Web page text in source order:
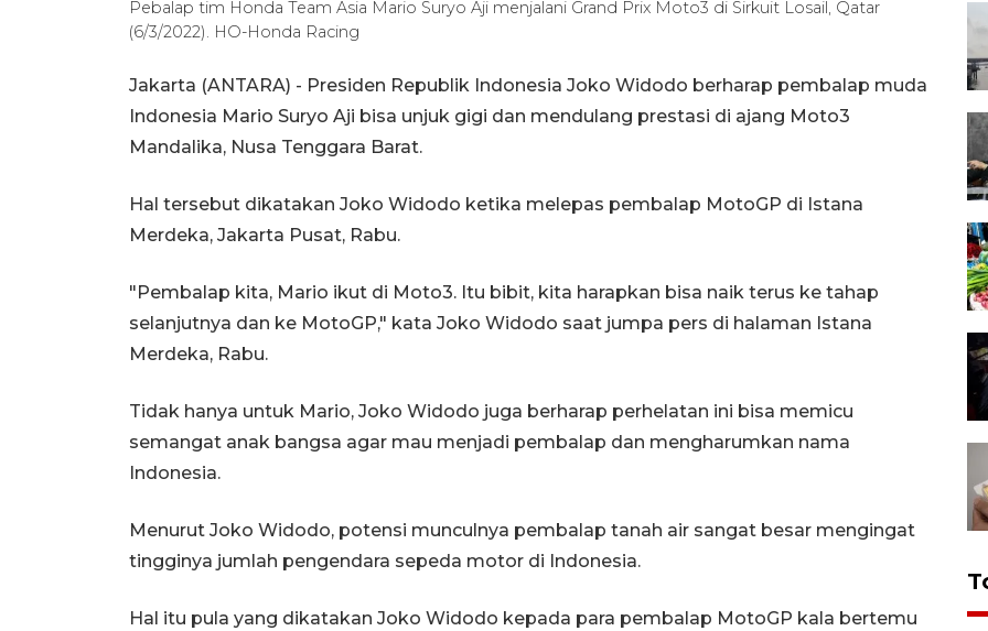
Pebalap tim Honda Team Asia Mario Suryo Aji menjalani Grand Prix Moto3 di Sirkuit Losail, Qatar
(6/3/2022). HO-Honda Racing
Jakarta (ANTARA) - Presiden Republik Indonesia Joko Widodo berharap pembalap muda
Indonesia Mario Suryo Aji bisa unjuk gigi dan mendulang prestasi di ajang Moto3
Mandalika, Nusa Tenggara Barat.
Hal tersebut dikatakan Joko Widodo ketika melepas pembalap MotoGP di Istana
Merdeka, Jakarta Pusat, Rabu.
"Pembalap kita, Mario ikut di Moto3. Itu bibit, kita harapkan bisa naik terus ke tahap
selanjutnya dan ke MotoGP," kata Joko Widodo saat jumpa pers di halaman Istana
Merdeka, Rabu.
Tidak hanya untuk Mario, Joko Widodo juga berharap perhelatan ini bisa memicu
semangat anak bangsa agar mau menjadi pembalap dan mengharumkan nama
Indonesia.
Menurut Joko Widodo, potensi munculnya pembalap tanah air sangat besar mengingat
tingginya jumlah pengendara sepeda motor di Indonesia.
Hal itu pula yang dikatakan Joko Widodo kepada para pembalap MotoGP kala bertemu